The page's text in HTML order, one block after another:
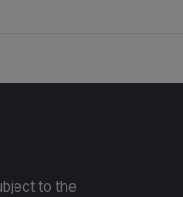
to the